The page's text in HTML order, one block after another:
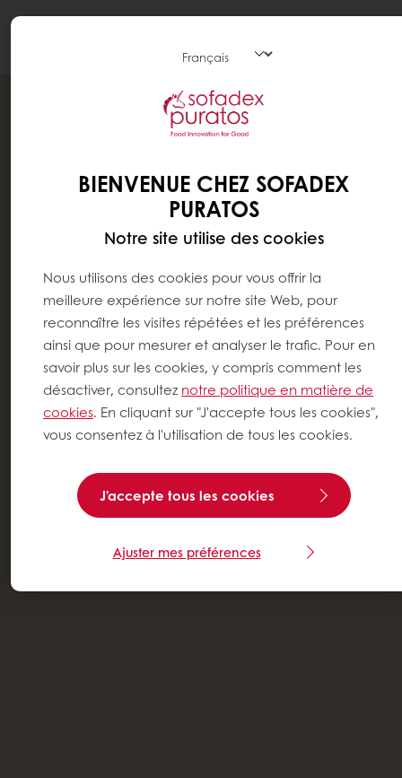
BIENVENUE CHEZ SOFADEX
PURATOS
Notre site utilise des cookies
Nous utilisons des cookies pour vous offrir la
meilleure expérience sur notre site Web, pour
reconnaître les visites répétées et les préférences
ainsi que pour mesurer et analyser le trafic. Pour en
savoir plus sur les cookies, y compris comment les
désactiver, consulteznotre politique en matière de
cookies. En cliquant sur "J'accepte tous les cookies",
vous consentez à l'utilisation de tous les cookies.
J'accepte tous les cookies
Ajuster mes préférences